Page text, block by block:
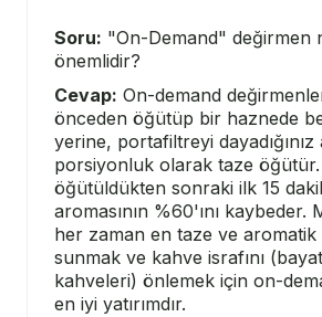
Soru: "On-Demand" değirmen
önemlidir?
Cevap: On-demand
önceden öğütüp bir haznede
yerine, portafiltreyi dayadığınız
porsiyonluk olarak taze
öğütüldükten sonraki ilk 15
aromasının %60'ını kaybeder.
her zaman en taze ve aromatik
sunmak ve kahve israfını
kahveleri) önlemek için on-
en iyi yatırımdır.